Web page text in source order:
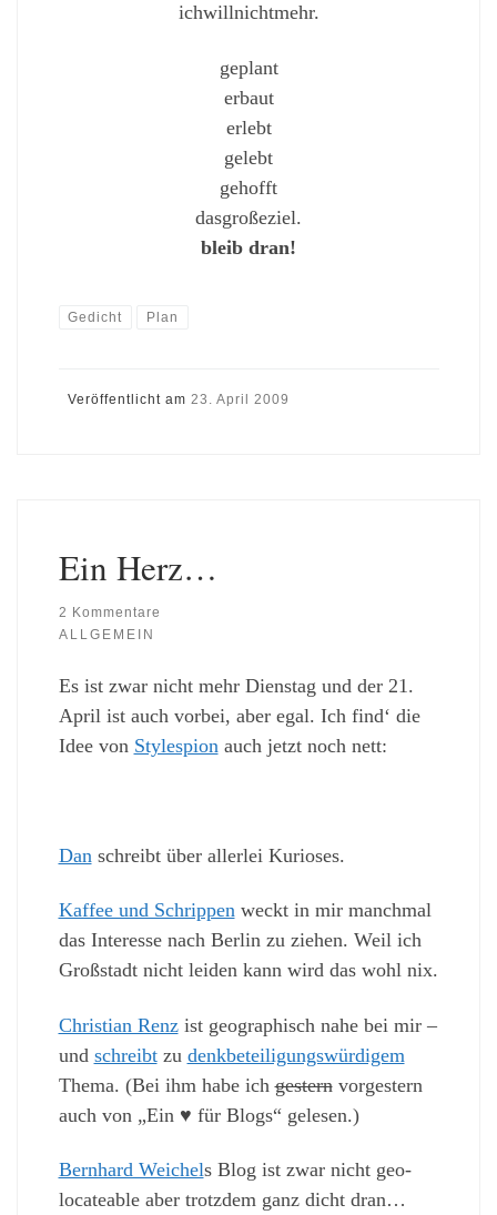
ichwillnichtmehr.
geplant
erbaut
erlebt
gelebt
gehofft
dasgroßeziel.
bleib dran!
Gedicht Plan
Veröffentlicht am 23. April 2009
Ein Herz…
2 Kommentare
ALLGEMEIN
Es ist zwar nicht mehr Dienstag und der 21.
April ist auch vorbei, aber egal. Ich find‘ die
Idee von Stylespion auch jetzt noch nett:
Dan schreibt über allerlei Kurioses.
Kaffee und Schrippenweckt in mir manchmal
das Interesse nach Berlin zu ziehen. Weil ich
Großstadt nicht leiden kann wird das wohl nix.
Christian Renzist geographisch nahe bei mir –
und schreibtzu denkbeteiligungswürdigem
Thema. (Bei ihm habe ichgesternvorgestern
auch von „Ein ♥ für Blogs“ gelesen.)
Bernhard Weichels Blog ist zwar nicht geo-
locateable aber trotzdem ganz dicht dran…